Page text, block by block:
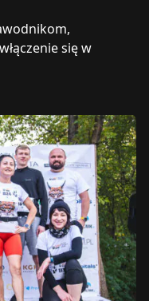
się w